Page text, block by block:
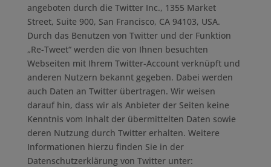
angeboten durch die Twitter Inc., 1355 Market
Street, Suite 900, San Francisco, CA 94103, USA.
Durch das Benutzen von Twitter und der Funktion
„Re-Tweet“ werden die von Ihnen besuchten
Webseiten mit Ihrem Twitter-Account verknüpft und
anderen Nutzern bekannt gegeben. Dabei werden
auch Daten an Twitter übertragen. Wir weisen
darauf hin, dass wir als Anbieter der Seiten keine
Kenntnis vom Inhalt der übermittelten Daten sowie
deren Nutzung durch Twitter erhalten. Weitere
Informationen hierzu finden Sie in der
Datenschutzerklärung von Twitter unter: